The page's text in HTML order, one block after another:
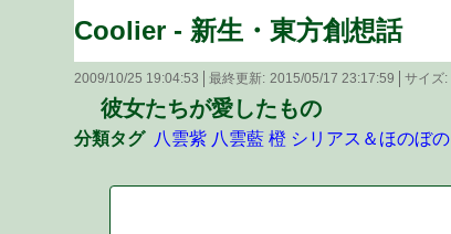
Coolier - 新生・東方創想話
彼女たちが愛したもの
2009/10/25 19:04:53 最終更新 2015/05/17 23:17:59 サイズ
分類タグ 八雲紫 八雲藍 橙 シリアス＆ほのぼの